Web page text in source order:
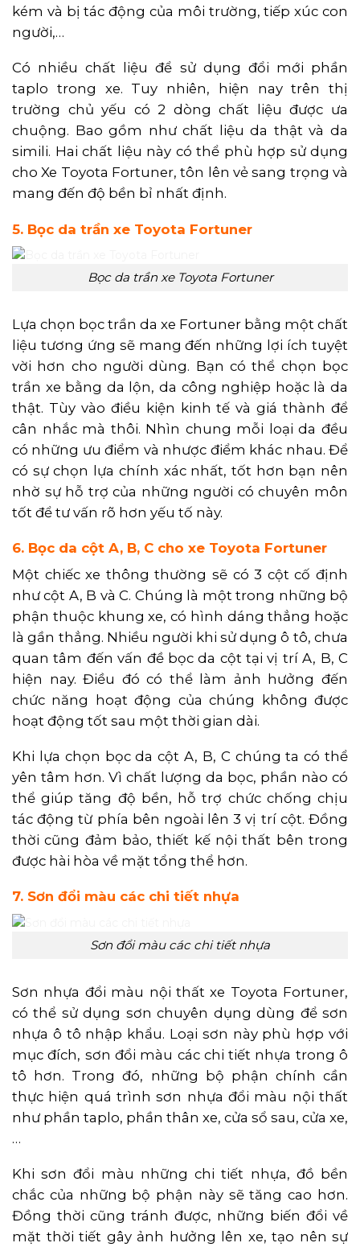
kém và bị tác động của môi trường, tiếp xúc con
người,…
Có nhiều chất liệu để sử dụng đổi mới phần
taplo trong xe. Tuy nhiên, hiện nay trên thị
trường chủ yếu có 2 dòng chất liệu được ưa
chuộng. Bao gồm như chất liệu da thật và da
simili. Hai chất liệu này có thể phù hợp sử dụng
cho Xe Toyota Fortuner, tôn lên vẻ sang trọng và
mang đến độ bền bỉ nhất định.
5. Bọc da trần xe Toyota Fortuner
Bọc da trần xe Toyota Fortuner
Lựa chọn bọc trần da xe Fortuner bằng một chất
liệu tương ứng sẽ mang đến những lợi ích tuyệt
vời hơn cho người dùng. Bạn có thể chọn bọc
trần xe bằng da lộn, da công nghiệp hoặc là da
thật. Tùy vào điều kiện kinh tế và giá thành để
cân nhắc mà thôi. Nhìn chung mỗi loại da đều
có những ưu điểm và nhược điểm khác nhau. Để
có sự chọn lựa chính xác nhất, tốt hơn bạn nên
nhờ sự hỗ trợ của những người có chuyên môn
tốt để tư vấn rõ hơn yếu tố này.
6. Bọc da cột A, B, C cho xe Toyota Fortuner
Một chiếc xe thông thường sẽ có 3 cột cố định
như cột A, B và C. Chúng là một trong những bộ
phận thuộc khung xe, có hình dáng thẳng hoặc
là gần thẳng. Nhiều người khi sử dụng ô tô, chưa
quan tâm đến vấn đề bọc da cột tại vị trí A, B, C
hiện nay. Điều đó có thể làm ảnh hưởng đến
chức năng hoạt động của chúng không được
hoạt động tốt sau một thời gian dài.
Khi lựa chọn bọc da cột A, B, C chúng ta có thể
yên tâm hơn. Vì chất lượng da bọc, phần nào có
thể giúp tăng độ bền, hỗ trợ chức chống chịu
tác động từ phía bên ngoài lên 3 vị trí cột. Đồng
thời cũng đảm bảo, thiết kế nội thất bên trong
được hài hòa về mặt tổng thể hơn.
7. Sơn đổi màu các chi tiết nhựa
Sơn đổi màu các chi tiết nhựa
Sơn nhựa đổi màu nội thất xe Toyota Fortuner,
có thể sử dụng sơn chuyên dụng dùng để sơn
nhựa ô tô nhập khẩu. Loại sơn này phù hợp với
mục đích, sơn đổi màu các chi tiết nhựa trong ô
tô hơn. Trong đó, những bộ phận chính cần
thực hiện quá trình sơn nhựa đổi màu nội thất
như phần taplo, phần thân xe, cửa sổ sau, cửa xe,
…
Khi sơn đổi màu những chi tiết nhựa, đồ bền
chắc của những bộ phận này sẽ tăng cao hơn.
Đồng thời cũng tránh được, những biến đổi về
mặt thời tiết gây ảnh hưởng lên xe, tạo nên sự